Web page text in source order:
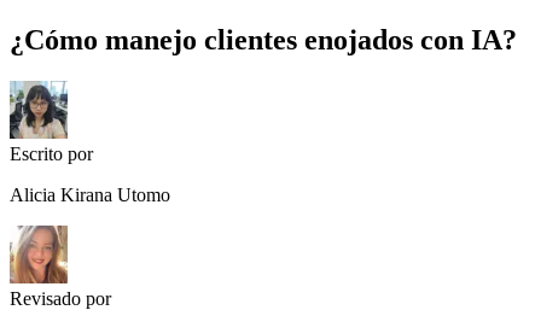
¿Cómo manejo clientes enojados con IA?
Escrito por
Alicia Kirana Utomo
Revisado por